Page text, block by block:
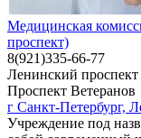
Медицинская
проспект)
8(921)335-66-77
Ленинский проспект
Проспект Ветеранов
г Санкт-Петербург,
Учреждение под